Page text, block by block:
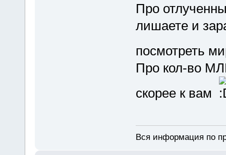
Про
лишаете и
посмотреть
Про кол-во
скорее к вам
Вся информация по